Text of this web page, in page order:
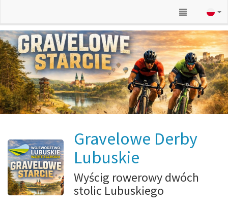
Gravelowe Derby
Lubuskie
Wyścig rowerowy dwóch
stolic Lubuskiego